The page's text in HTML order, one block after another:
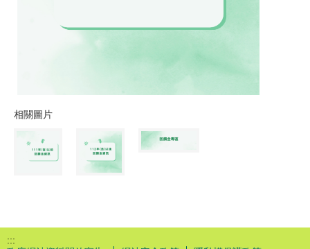
相關圖片
:::